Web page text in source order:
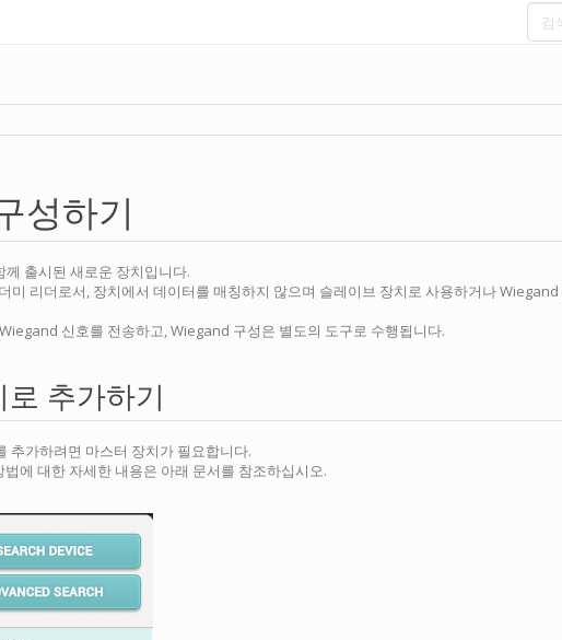
성하기
출시된 새로운 장치입니다.
미 리더로서, 장치에서 데이터를 매칭하지 않으며 슬레이브 장치로 사용하거나
신호를 전송하고, Wiegand 구성은 별도의 도구로 수행됩니다.
추가하기
추가하려면 마스터 장치가 필요합니다.
에 대한 자세한 내용은 아래 문서를 참조하십시오.